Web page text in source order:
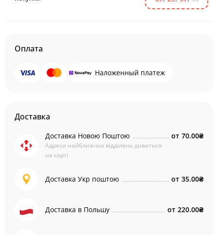
Оплата
Наложенный платеж
Доставка
Доставка Новою Поштою
Адреси найближчих відділень дивитися
на карті
от 70.00₴
Доставка Укр поштою от 35.00₴
Доставка в Польшу от 220.00₴